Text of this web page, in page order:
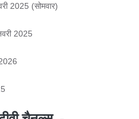
2025 (सोमवार)
2025